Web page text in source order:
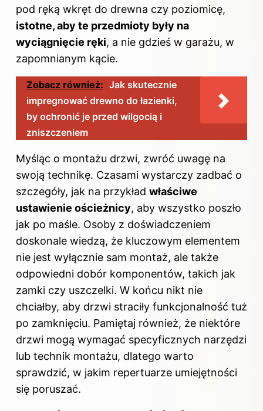
pod ręką wkręt do drewna czy poziomicę,
istotne, aby te przedmioty były na
wyciągnięcie ręki, a nie gdzieś w garażu, w
zapomnianym kącie.
Zobacz również: Jak skutecznie
impregnować drewno do łazienki,
by ochronić je przed wilgocią i
zniszczeniem
Myśląc o montażu drzwi, zwróć uwagę na
swoją technikę. Czasami wystarczy zadbać o
szczegóły, jak na przykład właściwe
ustawienie ościeżnicy, aby wszystko poszło
jak po maśle. Osoby z doświadczeniem
doskonale wiedzą, że kluczowym elementem
nie jest wyłącznie sam montaż, ale także
odpowiedni dobór komponentów, takich jak
zamki czy uszczelki. W końcu nikt nie
chciałby, aby drzwi straciły funkcjonalność tuż
po zamknięciu. Pamiętaj również, że niektóre
drzwi mogą wymagać specyficznych narzędzi
lub technik montażu, dlatego warto
sprawdzić, w jakim repertuarze umiejętności
się poruszać.